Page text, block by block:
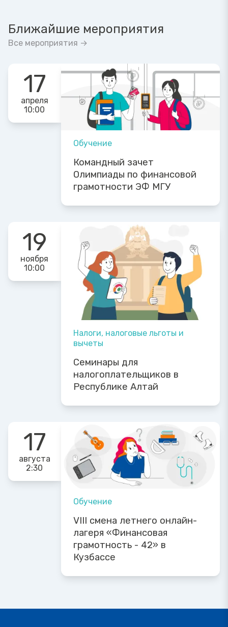
Ближайшие мероприятия
Все мероприятия →
17
апреля
10:00
Обучение
Командный зачет
Олимпиады по финансовой
грамотности ЭФ МГУ
19
ноября
10:00
Налоги, налоговые льготы и
вычеты
Семинары для
налогоплательщиков в
Республике Алтай
17
августа
2:30
Обучение
VIII смена летнего онлайн-
лагеря «Финансовая
грамотность - 42» в
Кузбассе